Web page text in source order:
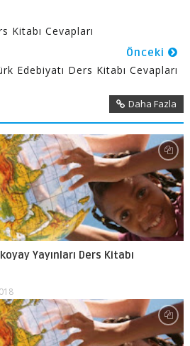
Kitabı Cevapları
Önceki
Edebiyatı Ders Kitabı Cevapları
Daha Fazla
Yayınları Ders Kitabı